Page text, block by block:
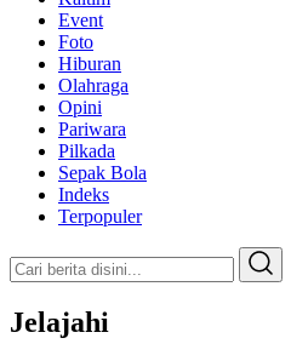
Event
Foto
Hiburan
Olahraga
Opini
Pariwara
Pilkada
Sepak Bola
Indeks
Terpopuler
Jelajahi